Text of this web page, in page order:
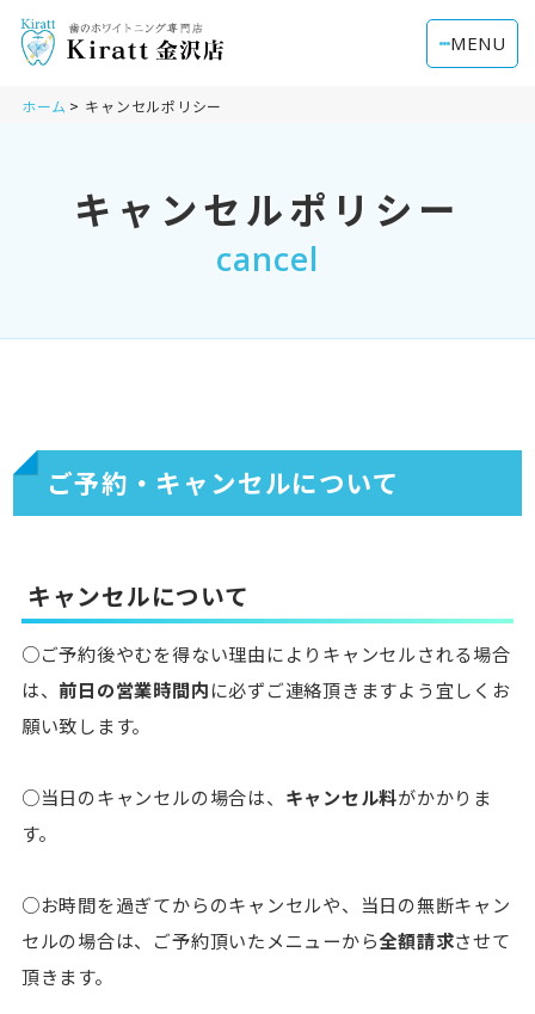
MENU
ホーム キャンセルポリシー
キャンセルポリシー
cancel
ご予約・キャンセルについて
キャンセルについて
○ご予約後やむを得ない理由によりキャンセルされる場合
は、 前日の営業時間内に必ずご連絡頂きますよう宜しくお
願い致します。
○当日のキャンセルの場合は、 キャンセル料がかかりま
す。
○お時間を過ぎてからのキャンセルや、当日の無断キャン
セルの場合は、ご予約頂いたメニューから全額請求させて
頂きます。